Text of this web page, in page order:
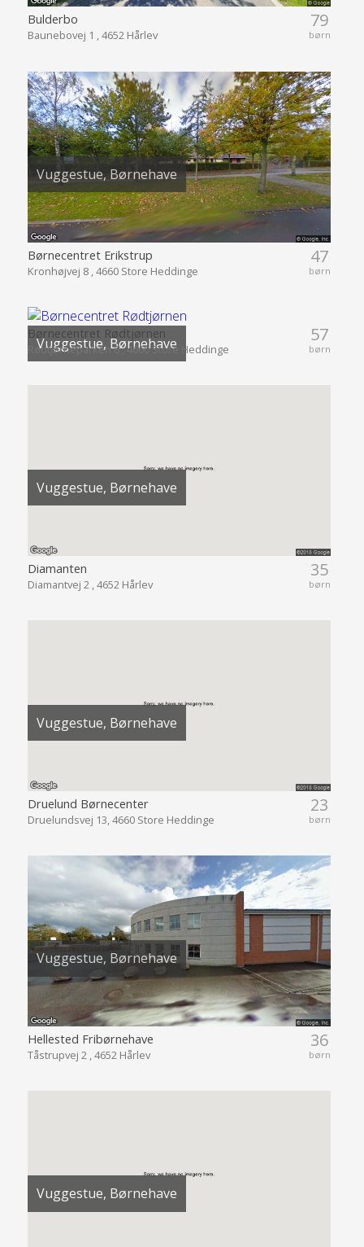
79
børn
Bulderbo
Baunebovej 1 , 4652 Hårlev
Vuggestue, Børnehave
47
børn
Børnecentret Erikstrup
Kronhøjvej 8 , 4660 Store Heddinge
Vuggestue, Børnehave 57
børn
Børnecentret Rødtjørnen
Rødtjørneparken 6 , 4660 Store Heddinge
Vuggestue, Børnehave
35
børn
Diamanten
Diamantvej 2 , 4652 Hårlev
Vuggestue, Børnehave
23
børn
Druelund Børnecenter
Druelundsvej 13, 4660 Store Heddinge
Vuggestue, Børnehave
36
børn
Hellested Fribørnehave
Tåstrupvej 2 , 4652 Hårlev
Vuggestue, Børnehave